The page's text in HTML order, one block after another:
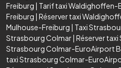
Freiburg | Tarif taxi
Freiburg | Réserver taxi
Mulhouse-Freiburg | Taxi
Strasbourg Colmar| Réserver
Strasbourg Colmar-EuroAirport
taxi Strasbourg Colmar-